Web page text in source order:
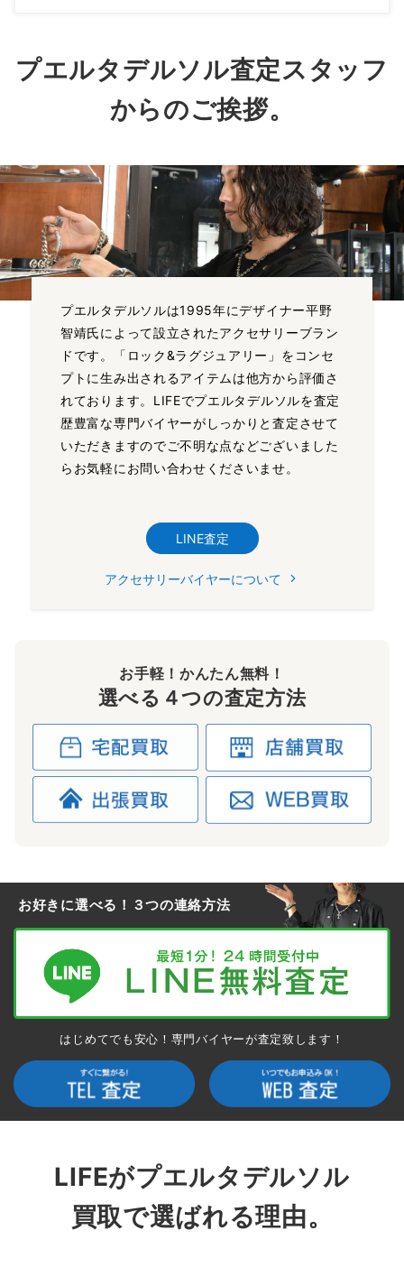
プエルタデルソル査定スタッフ
からのご挨拶。
プエルタデルソルは1995年にデザイナー平野
智靖氏によって設立されたアクセサリーブラン
ドです。「ロック&ラグジュアリー」をコンセ
プトに生み出されるアイテムは他方から評価さ
れております。LIFEでプエルタデルソルを査定
歴豊富な専門バイヤーがしっかりと査定させて
いただきますのでご不明な点などございました
らお気軽にお問い合わせくださいませ。
LINE査定
アクセサリーバイヤーについて
お手軽！かんたん無料！
選べる４つの査定方法
お好きに選べる！３つの連絡方法
はじめてでも安心！専門バイヤーが査定致します！
LIFEがプエルタデルソル
買取で選ばれる理由。